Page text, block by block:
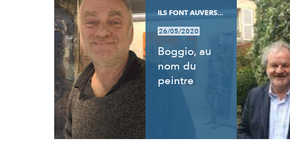
ILS FONT AUVERS...
26/05/2020
Boggio, au
nom du
peintre